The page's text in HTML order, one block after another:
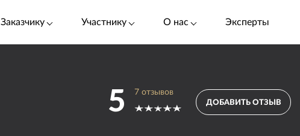
Заказчику Участнику О нас Эксперты
5 7 отзывов
ДОБАВИТЬ ОТЗЫВ